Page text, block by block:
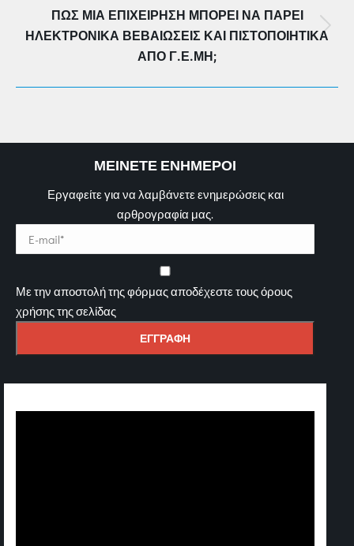
Next
post:
ΠΩΣ ΜΙΑ ΕΠΙΧΕΊΡΗΣΗ ΜΠΟΡΕΊ ΝΑ ΠΆΡΕΙ
ΗΛΕΚΤΡΟΝΙΚΆ ΒΕΒΑΙΏΣΕΙΣ ΚΑΙ ΠΙΣΤΟΠΟΙΗΤΙΚΆ
ΑΠΌ Γ.Ε.ΜΗ;
ΜΕΙΝΕΤΕ ΕΝΗΜΕΡΟΙ
Εργαφείτε για να λαμβάνετε ενημερώσεις και
αρθρογραφία μας.
Με την αποστολή της φόρμας αποδέχεστε τους όρους
χρήσης της σελίδας